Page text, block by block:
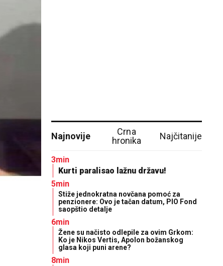
Najnovije
Crna
hronika
Najčitanije
3min
Kurti paralisao lažnu državu!
5min
Stiže jednokratna novčana pomoć za
penzionere: Ovo je tačan datum, PIO Fond
saopštio detalje
6min
Žene su načisto odlepile za ovim Grkom:
Ko je Nikos Vertis, Apolon božanskog
glasa koji puni arene?
8min